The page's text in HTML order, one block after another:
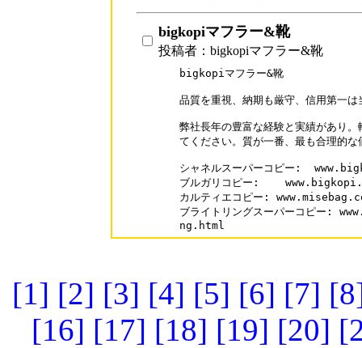
bigkopiマフラー&靴
投稿者：bigkopiマフラー&靴
bigkopiマフラー&靴
品質を重視、納期も厳守、信用第一は
弊社長年の豊富な経験と実績があり
てください。質が一番、最も合理的
シャネルスーパーコピー:
ブルガリコピー:
カルティエコピー:
ブライトリングスーパーコピー:
[1] [2] [3] [4] [5] [6] [7]
[16] [17] [18] [19] [20]